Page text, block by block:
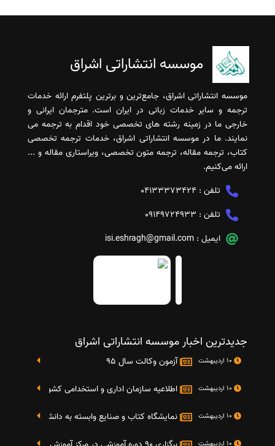
موسسه انتشاراتی اشراق
موسسه انتشاراتی اشراق، جامع‌ترین و برترین پلتفرم ارائه خدمات
ترجمه و سایر خدمات زبانی در ایران است. مترجمان ایرانی و
خارجی ما در زمینه رشته های تخصصی خود اقدام به ترجمه می
نمایند. ما در موسسه انتشاراتی اشراق، خدمات ترجمه تخصصی
کتاب، ترجمه مقاله، ترجمه متون تخصصی، ویراستاری مقاله و ...
ارائه می‌کنیم.
تلفن : 04133373424
تلفن : 09149724933
ایمیل : isi.eshragh@gmail.com
جدیدترین اخبار موسسه انتشاراتی اشراق
آزمون وکالت سال 95
اطلاعیه سازمان اداری و استخدامی کشور در خصوص
نمایشگاه کتاب و صنایع وابسته به دانشگاه صنعتی شریف 4 الی 8 مهر